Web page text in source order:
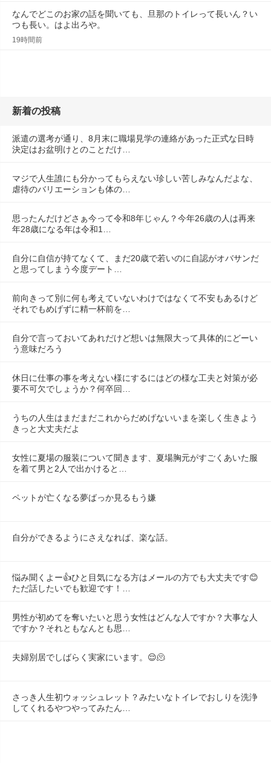
なんでどこのお家の話を聞いても、旦那のトイレって長いん？い
つも長い。はよ出ろや。
19時間前
新着の投稿
派遣の選考が通り、8月末に職場見学の連絡があった正式な日時
決定はお盆明けとのことだけ…
マジで人生誰にも分かってもらえない珍しい苦しみなんだよな、
虐待のバリエーションも体の…
思ったんだけどさぁ今って令和8年じゃん？今年26歳の人は再来
年28歳になる年は令和1…
自分に自信が持てなくて、まだ20歳で若いのに自認がオバサンだ
と思ってしまう今度デート…
前向きって別に何も考えていないわけではなくて不安もあるけど
それでもめげずに精一杯前を…
自分で言っておいてあれだけど想いは無限大って具体的にどーい
う意味だろう
休日に仕事の事を考えない様にするにはどの様な工夫と対策が必
要不可欠でしょうか？何卒回…
うちの人生はまだまだこれからだめげないいまを楽しく生きよう
きっと大丈夫だよ
女性に夏場の服装について聞きます、夏場胸元がすごくあいた服
を着て男と2人で出かけると…
ペットが亡くなる夢ばっか見るもう嫌
自分ができるようにさえなれば、楽な話。
悩み聞くよー👍ひと目気になる方はメールの方でも大丈夫です😊
ただ話したいでも歓迎です！…
男性が初めてを奪いたいと思う女性はどんな人ですか？大事な人
ですか？それともなんとも思…
夫婦別居でしばらく実家にいます。😌🫠
さっき人生初ウォッシュレット？みたいなトイレでおしりを洗浄
してくれるやつやってみたん…